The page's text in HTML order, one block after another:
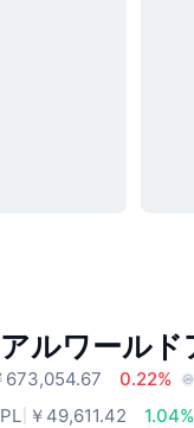
ルワールド
673,054.67 0.22%
￥49,611.42 1.04%